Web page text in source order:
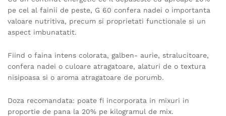
pe cel al fainii de peste, G 60 confera nadei o importanta
valoare nutritiva, precum si proprietati functionale si un
aspect imbunatatit.
Fiind o faina intens colorata, galben- aurie, stralucitoare,
confera nadei o culoare atragatoare, alaturi de o textura
nisipoasa si o aroma atragatoare de porumb.
Doza recomandata: poate fi incorporata in mixuri in
proportie de pana la 20% pe kilogramul de mix.